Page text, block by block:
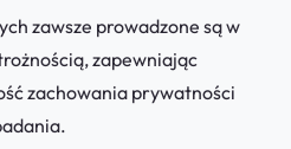
zawsze prowadzone są w
zapewniając
zachowania prywatności